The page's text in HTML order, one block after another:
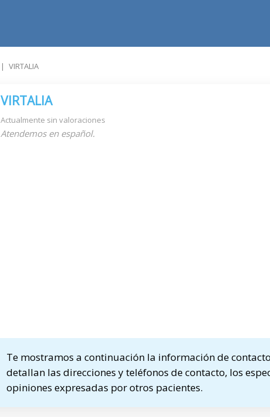
| VIRTALIA
VIRTALIA
Actualmente sin valoraciones
Atendemos en español.
Te mostramos a continuación la información de contacto
detallan las direcciones y teléfonos de contacto, los
opiniones expresadas por otros pacientes.